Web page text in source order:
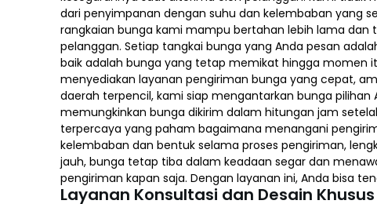
dari penyimpanan dengan suhu dan kelembaban yang
rangkaian bunga kami mampu bertahan lebih lama
pelanggan. Setiap tangkai bunga yang Anda pesan
baik adalah bunga yang tetap memikat hingga momen
menyediakan layanan pengiriman bunga yang cepat,
daerah terpencil, kami siap mengantarkan bunga
memungkinkan bunga dikirim dalam hitungan jam
terpercaya yang paham bagaimana menangani
kelembaban dan bentuk selama proses pengiriman,
jauh, bunga tetap tiba dalam keadaan segar dan
pengiriman kapan saja. Dengan layanan ini, Anda bisa
Layanan Konsultasi dan Desain